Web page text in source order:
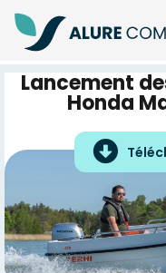
Lancement
Honda